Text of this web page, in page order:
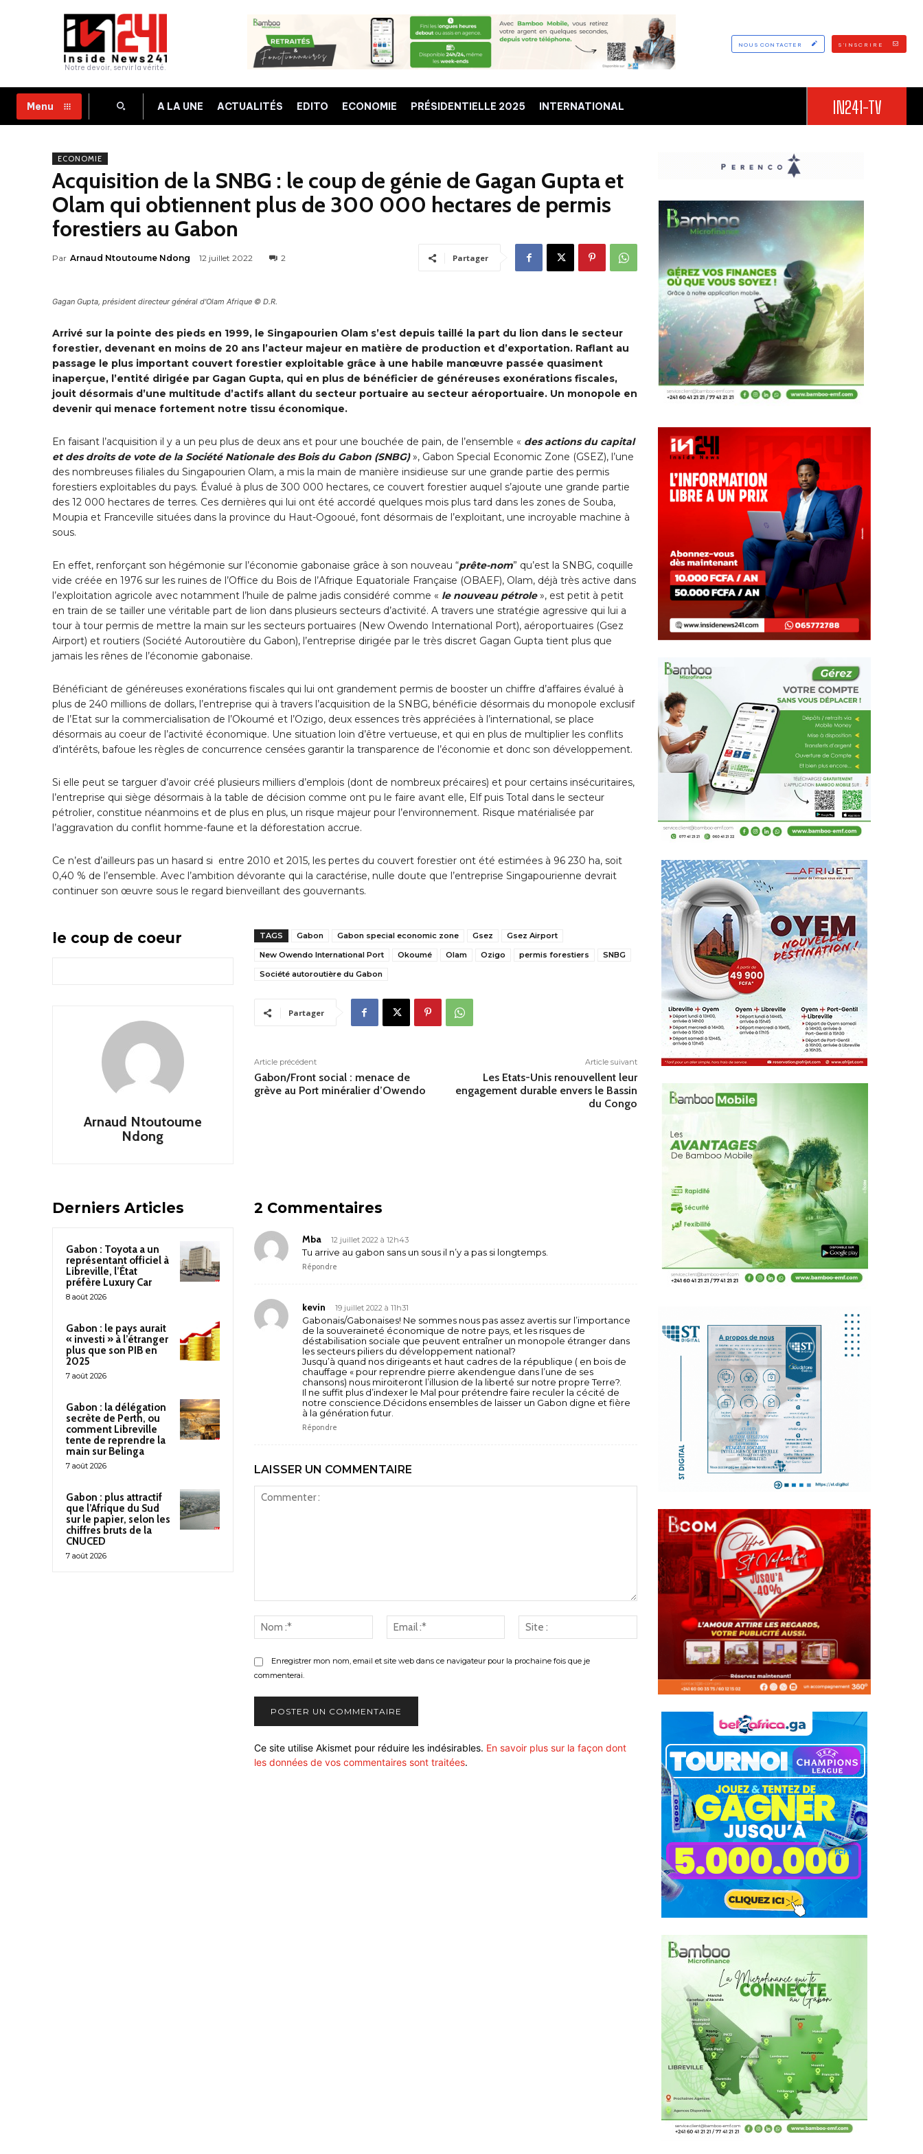
Notre devoir, servir la vérité.
NOUS CONTACTER S'INSCRIRE
Menu A LA UNE ACTUALITÉS EDITO ECONOMIE PRÉSIDENTIELLE 2025 INTERNATIONAL IN241-TV
ECONOMIE
Acquisition de la SNBG : le coup de génie de Gagan Gupta et
Olam qui obtiennent plus de 300 000 hectares de permis
forestiers au Gabon
Par Arnaud Ntoutoume Ndong 12 juillet 2022 2 Partager
Gagan Gupta, président directeur général d'Olam Afrique © D.R.
Arrivé sur la pointe des pieds en 1999, le Singapourien Olam s’est depuis taillé la part du lion dans le secteur
forestier, devenant en moins de 20 ans l’acteur majeur en matière de production et d’exportation. Raflant au
passage le plus important couvert forestier exploitable grâce à une habile manœuvre passée quasiment
inaperçue, l’entité dirigée par Gagan Gupta, qui en plus de bénéficier de généreuses exonérations fiscales,
jouit désormais d’une multitude d’actifs allant du secteur portuaire au secteur aéroportuaire. Un monopole en
devenir qui menace fortement notre tissu économique.
En faisant l’acquisition il y a un peu plus de deux ans et pour une bouchée de pain, de l’ensemble « des actions du capital
et des droits de vote de la Société Nationale des Bois du Gabon (SNBG)», Gabon Special Economic Zone (GSEZ), l’une
des nombreuses filiales du Singapourien Olam, a mis la main de manière insidieuse sur une grande partie des permis
forestiers exploitables du pays. Évalué à plus de 300 000 hectares, ce couvert forestier auquel s’ajoute une grande partie
des 12 000 hectares de terres. Ces dernières qui lui ont été accordé quelques mois plus tard dans les zones de Souba,
Moupia et Franceville situées dans la province du Haut-Ogooué, font désormais de l’exploitant, une incroyable machine à
sous.
En effet, renforçant son hégémonie sur l’économie gabonaise grâce à son nouveau “prête-nom” qu’est la SNBG, coquille
vide créée en 1976 sur les ruines de l’Office du Bois de l’Afrique Equatoriale Française (OBAEF), Olam, déjà très active dans
l’exploitation agricole avec notamment l’huile de palme jadis considéré comme « le nouveau pétrole», est petit à petit
en train de se tailler une véritable part de lion dans plusieurs secteurs d’activité. A travers une stratégie agressive qui lui a
tour à tour permis de mettre la main sur les secteurs portuaires (New Owendo International Port), aéroportuaires (Gsez
Airport) et routiers (Société Autoroutière du Gabon), l’entreprise dirigée par le très discret Gagan Gupta tient plus que
jamais les rênes de l’économie gabonaise.
Bénéficiant de généreuses exonérations fiscales qui lui ont grandement permis de booster un chiffre d’affaires évalué à
plus de 240 millions de dollars, l’entreprise qui à travers l’acquisition de la SNBG, bénéficie désormais du monopole exclusif
de l’Etat sur la commercialisation de l’Okoumé et l’Ozigo, deux essences très appréciées à l’international, se place
désormais au coeur de l’activité économique. Une situation loin d’être vertueuse, et qui en plus de multiplier les conflits
d’intérêts, bafoue les règles de concurrence censées garantir la transparence de l’économie et donc son développement.
Si elle peut se targuer d’avoir créé plusieurs milliers d’emplois (dont de nombreux précaires) et pour certains insécuritaires,
l’entreprise qui siège désormais à la table de décision comme ont pu le faire avant elle, Elf puis Total dans le secteur
pétrolier, constitue néanmoins et de plus en plus, un risque majeur pour l’environnement. Risque matérialisée par
l’aggravation du conflit homme-faune et la déforestation accrue.
Ce n’est d’ailleurs pas un hasard si entre 2010 et 2015, les pertes du couvert forestier ont été estimées à 96 230 ha, soit
0,40 % de l’ensemble. Avec l’ambition dévorante qui la caractérise, nulle doute que l’entreprise Singapourienne devrait
continuer son œuvre sous le regard bienveillant des gouvernants.
le coup de coeur
Arnaud Ntoutoume
Ndong
TAGS Gabon Gabon special economic zone Gsez
Gsez Airport
New Owendo International Port
Okoumé Olam Ozigo permis forestiers
SNBG
Société autoroutière du Gabon
Partager
Article précédent
Gabon/Front social : menace de
grève au Port minéralier d’Owendo
Article suivant
Les Etats-Unis renouvellent leur
engagement durable envers le Bassin
du Congo
Derniers Articles
Gabon : Toyota a un
représentant officiel à
Libreville, l’État
préfère Luxury Car
8 août 2026
Gabon : le pays aurait
« investi » à l’étranger
plus que son PIB en
2025
7 août 2026
Gabon : la délégation
secrète de Perth, ou
comment Libreville
tente de reprendre la
main sur Belinga
7 août 2026
Gabon : plus attractif
que l’Afrique du Sud
sur le papier, selon les
chiffres bruts de la
CNUCED
7 août 2026
2 Commentaires
Mba 12 juillet 2022 à 12h43
Tu arrive au gabon sans un sous il n’y a pas si longtemps.
Répondre
kevin 19 juillet 2022 à 11h31
Gabonais/Gabonaises! Ne sommes nous pas assez avertis sur l’importance
de la souveraineté économique de notre pays, et les risques de
déstabilisation sociale que peuvent entraîner un monopole étranger dans
les secteurs piliers du développement national?
Jusqu’à quand nos dirigeants et haut cadres de la république ( en bois de
chauffage « pour reprendre pierre akendengue dans l’une de ses
chansons) nous miroiteront l’illusion de la liberté sur notre propre Terre?.
Il ne suffit plus d’indexer le Mal pour prétendre faire reculer la cécité de
notre conscience.Décidons ensembles de laisser un Gabon digne et fière
à la génération futur.
Répondre
LAISSER UN COMMENTAIRE
:*
Email
:*
:
Enregistrer mon nom, email et site web dans ce navigateur pour la prochaine fois que je
commenterai.
Ce site utilise Akismet pour réduire les indésirables. En savoir plus sur la façon dont
les données de vos commentaires sont traitées.